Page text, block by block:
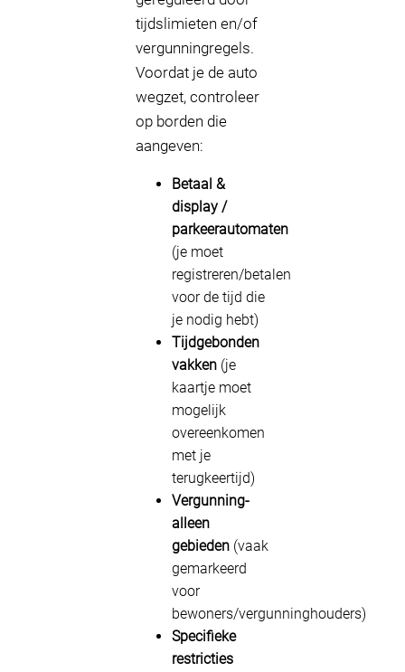
tijdslimieten en/of
vergunningregels.
Voordat je de auto
wegzet, controleer
op borden die
aangeven:
Betaal &
display /
parkeerautomaten
(je moet
registreren/betalen
voor de tijd die
je nodig hebt)
Tijdgebonden
vakken (je
kaartje moet
mogelijk
overeenkomen
met je
terugkeertijd)
Vergunning-
alleen
gebieden (vaak
gemarkeerd
voor
bewoners/vergunninghouders)
Specifieke
restricties